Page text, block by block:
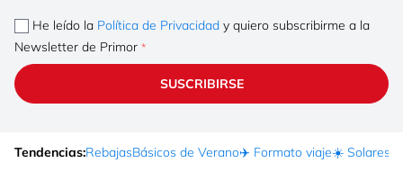
He leído la Política de Privacidad y quiero subscribirme a la
Newsletter de Primor
SUSCRIBIRSE
Tendencias:RebajasBásicos de Verano✈️ Formato viaje☀️ Solares